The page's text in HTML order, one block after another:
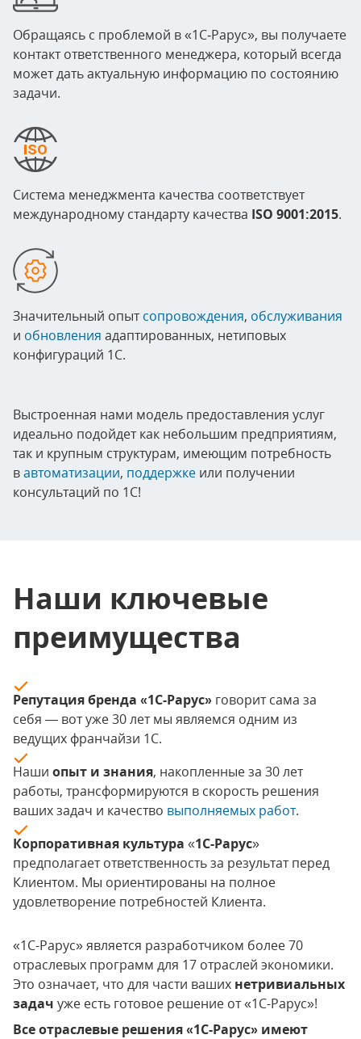
Обращаясь с проблемой в «1С‑Рарус», вы получаете
контакт ответственного менеджера, который всегда
может дать актуальную информацию по состоянию
задачи.
Система менеджмента качества соответствует
международному стандарту качества ISO 9001:2015.
Значительный опытсопровождения, обслуживания
и обновления адаптированных, нетиповых
конфигураций 1С.
Выстроенная нами модель предоставления услуг
идеально подойдет как небольшим предприятиям,
так и крупным структурам, имеющим потребность
вавтоматизации, поддержке или получении
консультаций по 1С!
Наши ключевые
преимущества
Репутация бренда «1С-Рарус» говорит сама за
себя — вот уже 30 лет мы являемся одним из
ведущих франчайзи 1С.
Наши опыт и знания, накопленные за 30 лет
работы, трансформируются в скорость решения
ваших задач и качество выполняемых работ.
Корпоративная культура «1С-Рарус»
предполагает ответственность за результат перед
Клиентом. Мы ориентированы на полное
удовлетворение потребностей Клиента.
«1С-Рарус» является разработчиком более 70
отраслевых программ для 17 отраслей экономики.
Это означает, что для части ваших нетривиальных
задач уже есть готовое решение от «1С-Рарус»!
Все отраслевые решения «1С-Рарус» имеют